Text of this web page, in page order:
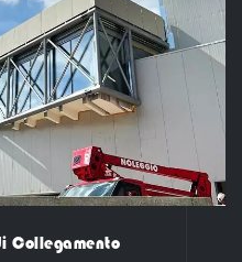
Collegamento